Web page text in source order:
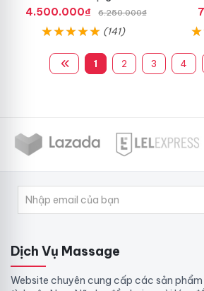
4.500.000₫
6.250.000₫
(141)
1 2 3 4
Dịch Vụ Massage
Website chuyên cung cấp các sản